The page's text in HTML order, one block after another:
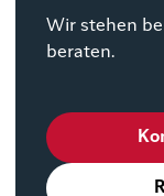
Wir stehen
beraten.